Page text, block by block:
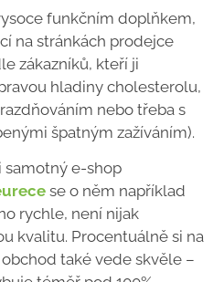
funkčním doplňkem,
na stránkách prodejce
zákazníků, kteří ji
hladiny cholesterolu,
nebo třeba s
špatným zažíváním).
samotný e-shop
se o něm například
rychle, není nijak
kvalitu. Procentuálně si na
také vede skvěle –